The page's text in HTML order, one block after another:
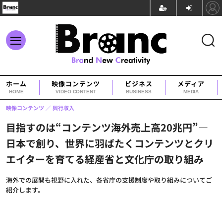
ホーム
HOME
映像コンテンツ
VIDEO CONTENT
ビジネス
BUSINESS
メディア
MEDIA
目指すのは“コンテンツ海外売上高20兆円”―
日本で創り、世界に羽ばたくコンテンツとクリ
エイターを育てる経産省と文化庁の取り組み
海外での展開も視野に入れた、各省庁の支援制度や取り組みについてご
紹介します。
映像コンテンツ 興行収入